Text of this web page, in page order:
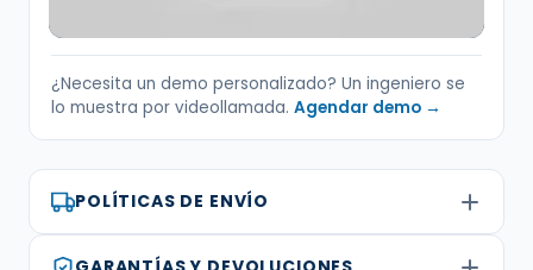
¿Necesita un demo personalizado? Un ingeniero se
lo muestra por videollamada. Agendar demo →
POLÍTICAS DE ENVÍO